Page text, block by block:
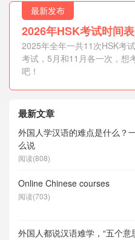
最新发布
2026年HSK考试时间表
2025年全年一共11次HSK考
考试，5月和11月各一次，想
吧！
最新文章
外国人学汉语的难点是什么？
么说
阅读(808)
Online Chinese courses
阅读(703)
外国人都说汉语难学，“五个意